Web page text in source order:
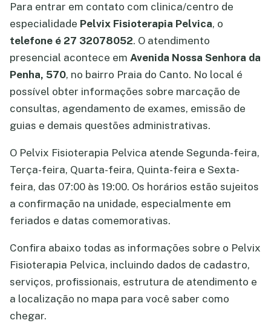
Para entrar em contato com clinica/centro de
especialidade Pelvix Fisioterapia Pelvica, o
telefone é 27 32078052. O atendimento
presencial acontece em Avenida Nossa Senhora da
Penha, 570, no bairro Praia do Canto. No local é
possível obter informações sobre marcação de
consultas, agendamento de exames, emissão de
guias e demais questões administrativas.
O Pelvix Fisioterapia Pelvica atende Segunda-feira,
Terça-feira, Quarta-feira, Quinta-feira e Sexta-
feira, das 07:00 às 19:00. Os horários estão sujeitos
a confirmação na unidade, especialmente em
feriados e datas comemorativas.
Confira abaixo todas as informações sobre o Pelvix
Fisioterapia Pelvica, incluindo dados de cadastro,
serviços, profissionais, estrutura de atendimento e
a localização no mapa para você saber como
chegar.